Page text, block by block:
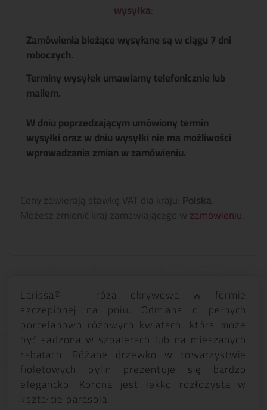
wysyłka:
Zamówienia bieżące wysyłane są w ciągu 7 dni
roboczych.
Terminy wysyłek umawiamy telefonicznie lub
mailem.
W dniu poprzedzającym umówiony termin
wysyłki oraz w dniu wysyłki nie ma możliwości
wprowadzania zmian w zamówieniu.
Ceny zawierają stawkę VAT dla kraju: Polska
Możesz zmienić kraj zamawiającego wzamówieniu
Larissa® – róża okrywowa w formie
szczepionej na pniu. Odmiana o pełnych
porcelanowo różowych kwiatach, która może
być sadzona w szpalerach lub na mieszanych
rabatach. Różane drzewko w towarzystwie
fioletowych bylin prezentuje się bardzo
elegancko. Korona jest lekko rozłożysta w
kształcie parasola.